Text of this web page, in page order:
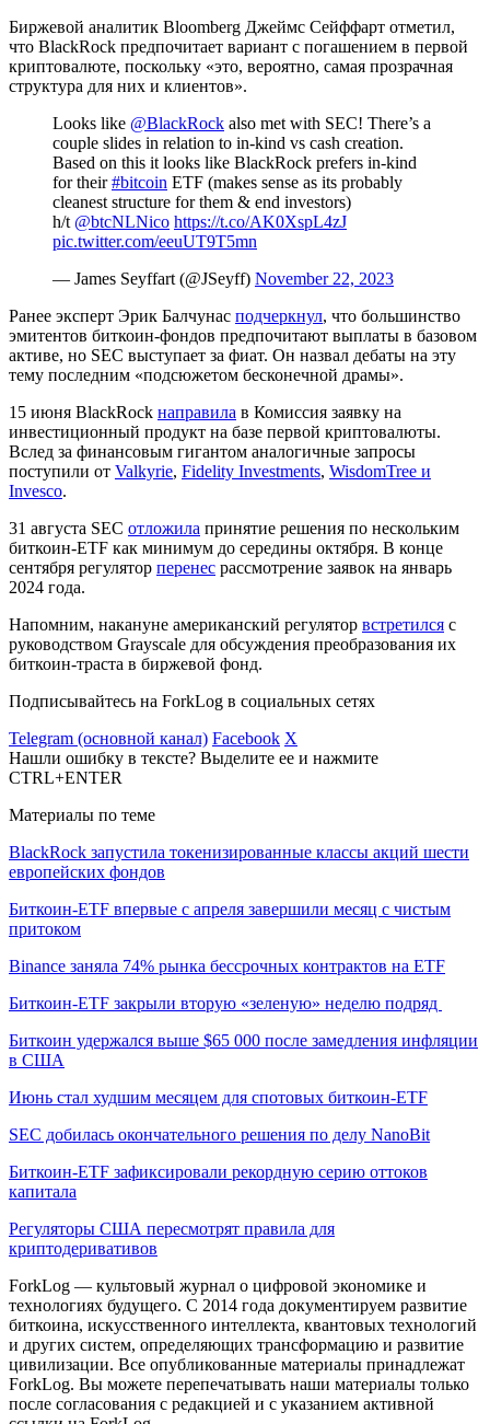
Биржевой аналитик Bloomberg Джеймс Сейффарт отметил,
что BlackRock предпочитает вариант с погашением в первой
криптовалюте, поскольку «это, вероятно, самая прозрачная
структура для них и клиентов».
Looks like @BlackRock also met with SEC! There’s a
couple slides in relation to in-kind vs cash creation.
Based on this it looks like BlackRock prefers in-kind
for their#bitcoin ETF (makes sense as its probably
cleanest structure for them & end investors)
h/t @btcNLNico https://t.co/AK0XspL4zJ
pic.twitter.com/eeuUT9T5mn
— James Seyffart (@JSeyff) November 22, 2023
Ранее эксперт Эрик Балчунас подчеркнул, что большинство
эмитентов биткоин-фондов предпочитают выплаты в базовом
активе, но SEC выступает за фиат. Он назвал дебаты на эту
тему последним «подсюжетом бесконечной драмы».
15 июня BlackRock направила в Комиссия заявку на
инвестиционный продукт на базе первой криптовалюты.
Вслед за финансовым гигантом аналогичные запросы
поступили от Valkyrie, Fidelity Investments, WisdomTree и
Invesco.
31 августа SEC отложила принятие решения по нескольким
биткоин-ETF как минимум до середины октября. В конце
сентября регулятор перенес рассмотрение заявок на январь
2024 года.
Напомним, накануне американский регулятор встретился с
руководством Grayscale для обсуждения преобразования их
биткоин-траста в биржевой фонд.
Подписывайтесь на ForkLog в социальных сетях
Telegram (основной канал) Facebook X
Нашли ошибку в тексте? Выделите ее и нажмите
CTRL+ENTER
Материалы по теме
BlackRock запустила токенизированные классы акций шести
европейских фондов
Биткоин-ETF впервые с апреля завершили месяц с чистым
притоком
Binance заняла 74% рынка бессрочных контрактов на ETF
Биткоин-ETF закрыли вторую «зеленую» неделю подряд
Биткоин удержался выше $65 000 после замедления инфляции
в США
Июнь стал худшим месяцем для спотовых биткоин-ETF
SEC добилась окончательного решения по делу NanoBit
Биткоин-ETF зафиксировали рекордную серию оттоков
капитала
Регуляторы США пересмотрят правила для
криптодеривативов
ForkLog — культовый журнал о цифровой экономике и
технологиях будущего. С 2014 года документируем развитие
биткоина, искусственного интеллекта, квантовых технологий
и других систем, определяющих трансформацию и развитие
цивилизации. Все опубликованные материалы принадлежат
ForkLog. Вы можете перепечатывать наши материалы только
после согласования с редакцией и с указанием активной